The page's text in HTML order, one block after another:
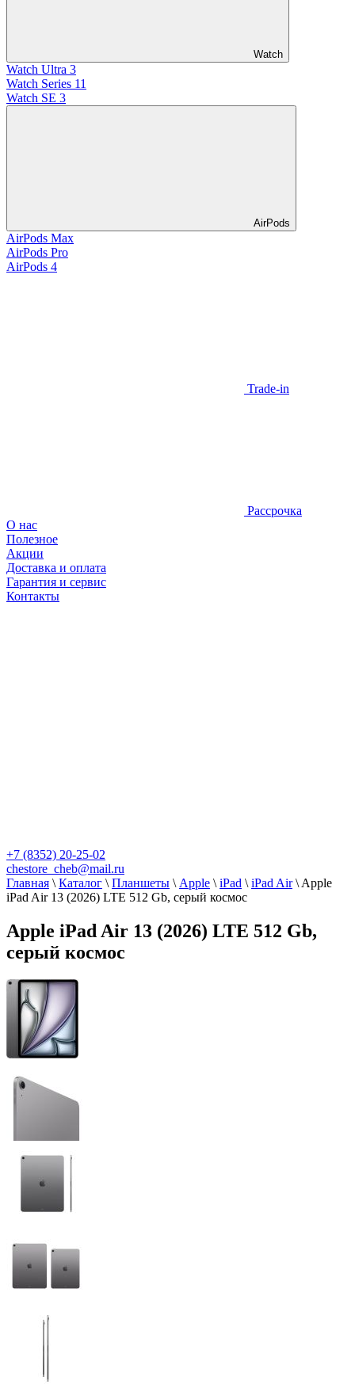
Watch
Watch Ultra 3
Watch Series 11
Watch SE 3
AirPods
AirPods Max
AirPods Pro
AirPods 4
Trade-in
Рассрочка
О нас
Полезное
Акции
Доставка и оплата
Гарантия и сервис
Контакты
+7 (8352) 20-25-02
chestore_cheb@mail.ru
Главная \ Каталог \ Планшеты \ Apple \ iPad \ iPad Air\ Apple
iPad Air 13 (2026) LTE 512 Gb, серый космос
Apple iPad Air 13 (2026) LTE 512 Gb,
серый космос